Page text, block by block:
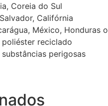
Coreia do Sul
Califórnia
México, Honduras
poliéster reciclado
perigosas